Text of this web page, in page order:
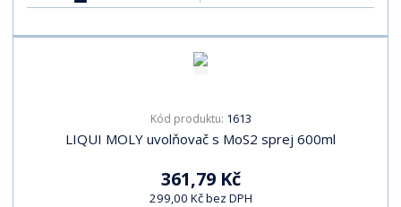
Kód produktu: 1613
LIQUI MOLY uvolňovač s MoS2 sprej 600ml
361,79 Kč
299,00 Kč bez DPH